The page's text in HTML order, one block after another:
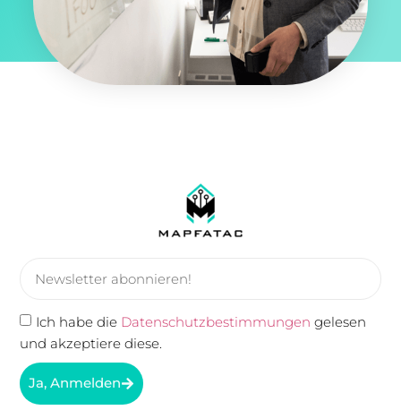
Ich habe die Datenschutzbestimmungengelesen
und akzeptiere diese.
Ja, Anmelden